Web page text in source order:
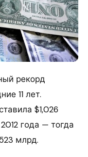
рекорд
11 лет.
$1,026
года — тогда
млрд.